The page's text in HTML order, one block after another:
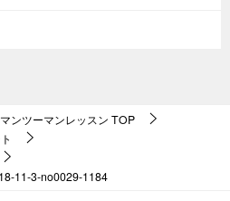
ンツーマンレッスン TOP
11-3-no0029-1184